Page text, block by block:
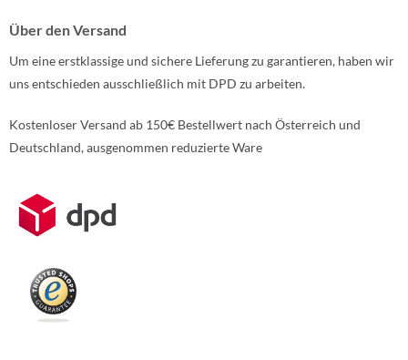
Über den Versand
Um eine erstklassige und sichere Lieferung zu garantieren, haben wir
uns entschieden ausschließlich mit DPD zu arbeiten.
Kostenloser Versand ab 150€ Bestellwert nach Österreich und
Deutschland, ausgenommen reduzierte Ware
Weitere Informationen über den gesperrten Inhalt.